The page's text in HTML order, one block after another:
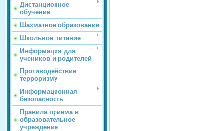
Дистанционное
обучение
Шахматное образование
Школьное питание
Информация для
учеников и родителей
Противодействие
терроризму
Информационная
безопасность
Правила приема в
образовательное
учреждение